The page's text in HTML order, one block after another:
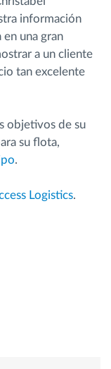
información
una gran
a un cliente
tan excelente
objetivos de su
su flota,
.
Logistics.